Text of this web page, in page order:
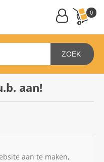
0
ZOEK
aan!
aan te maken,